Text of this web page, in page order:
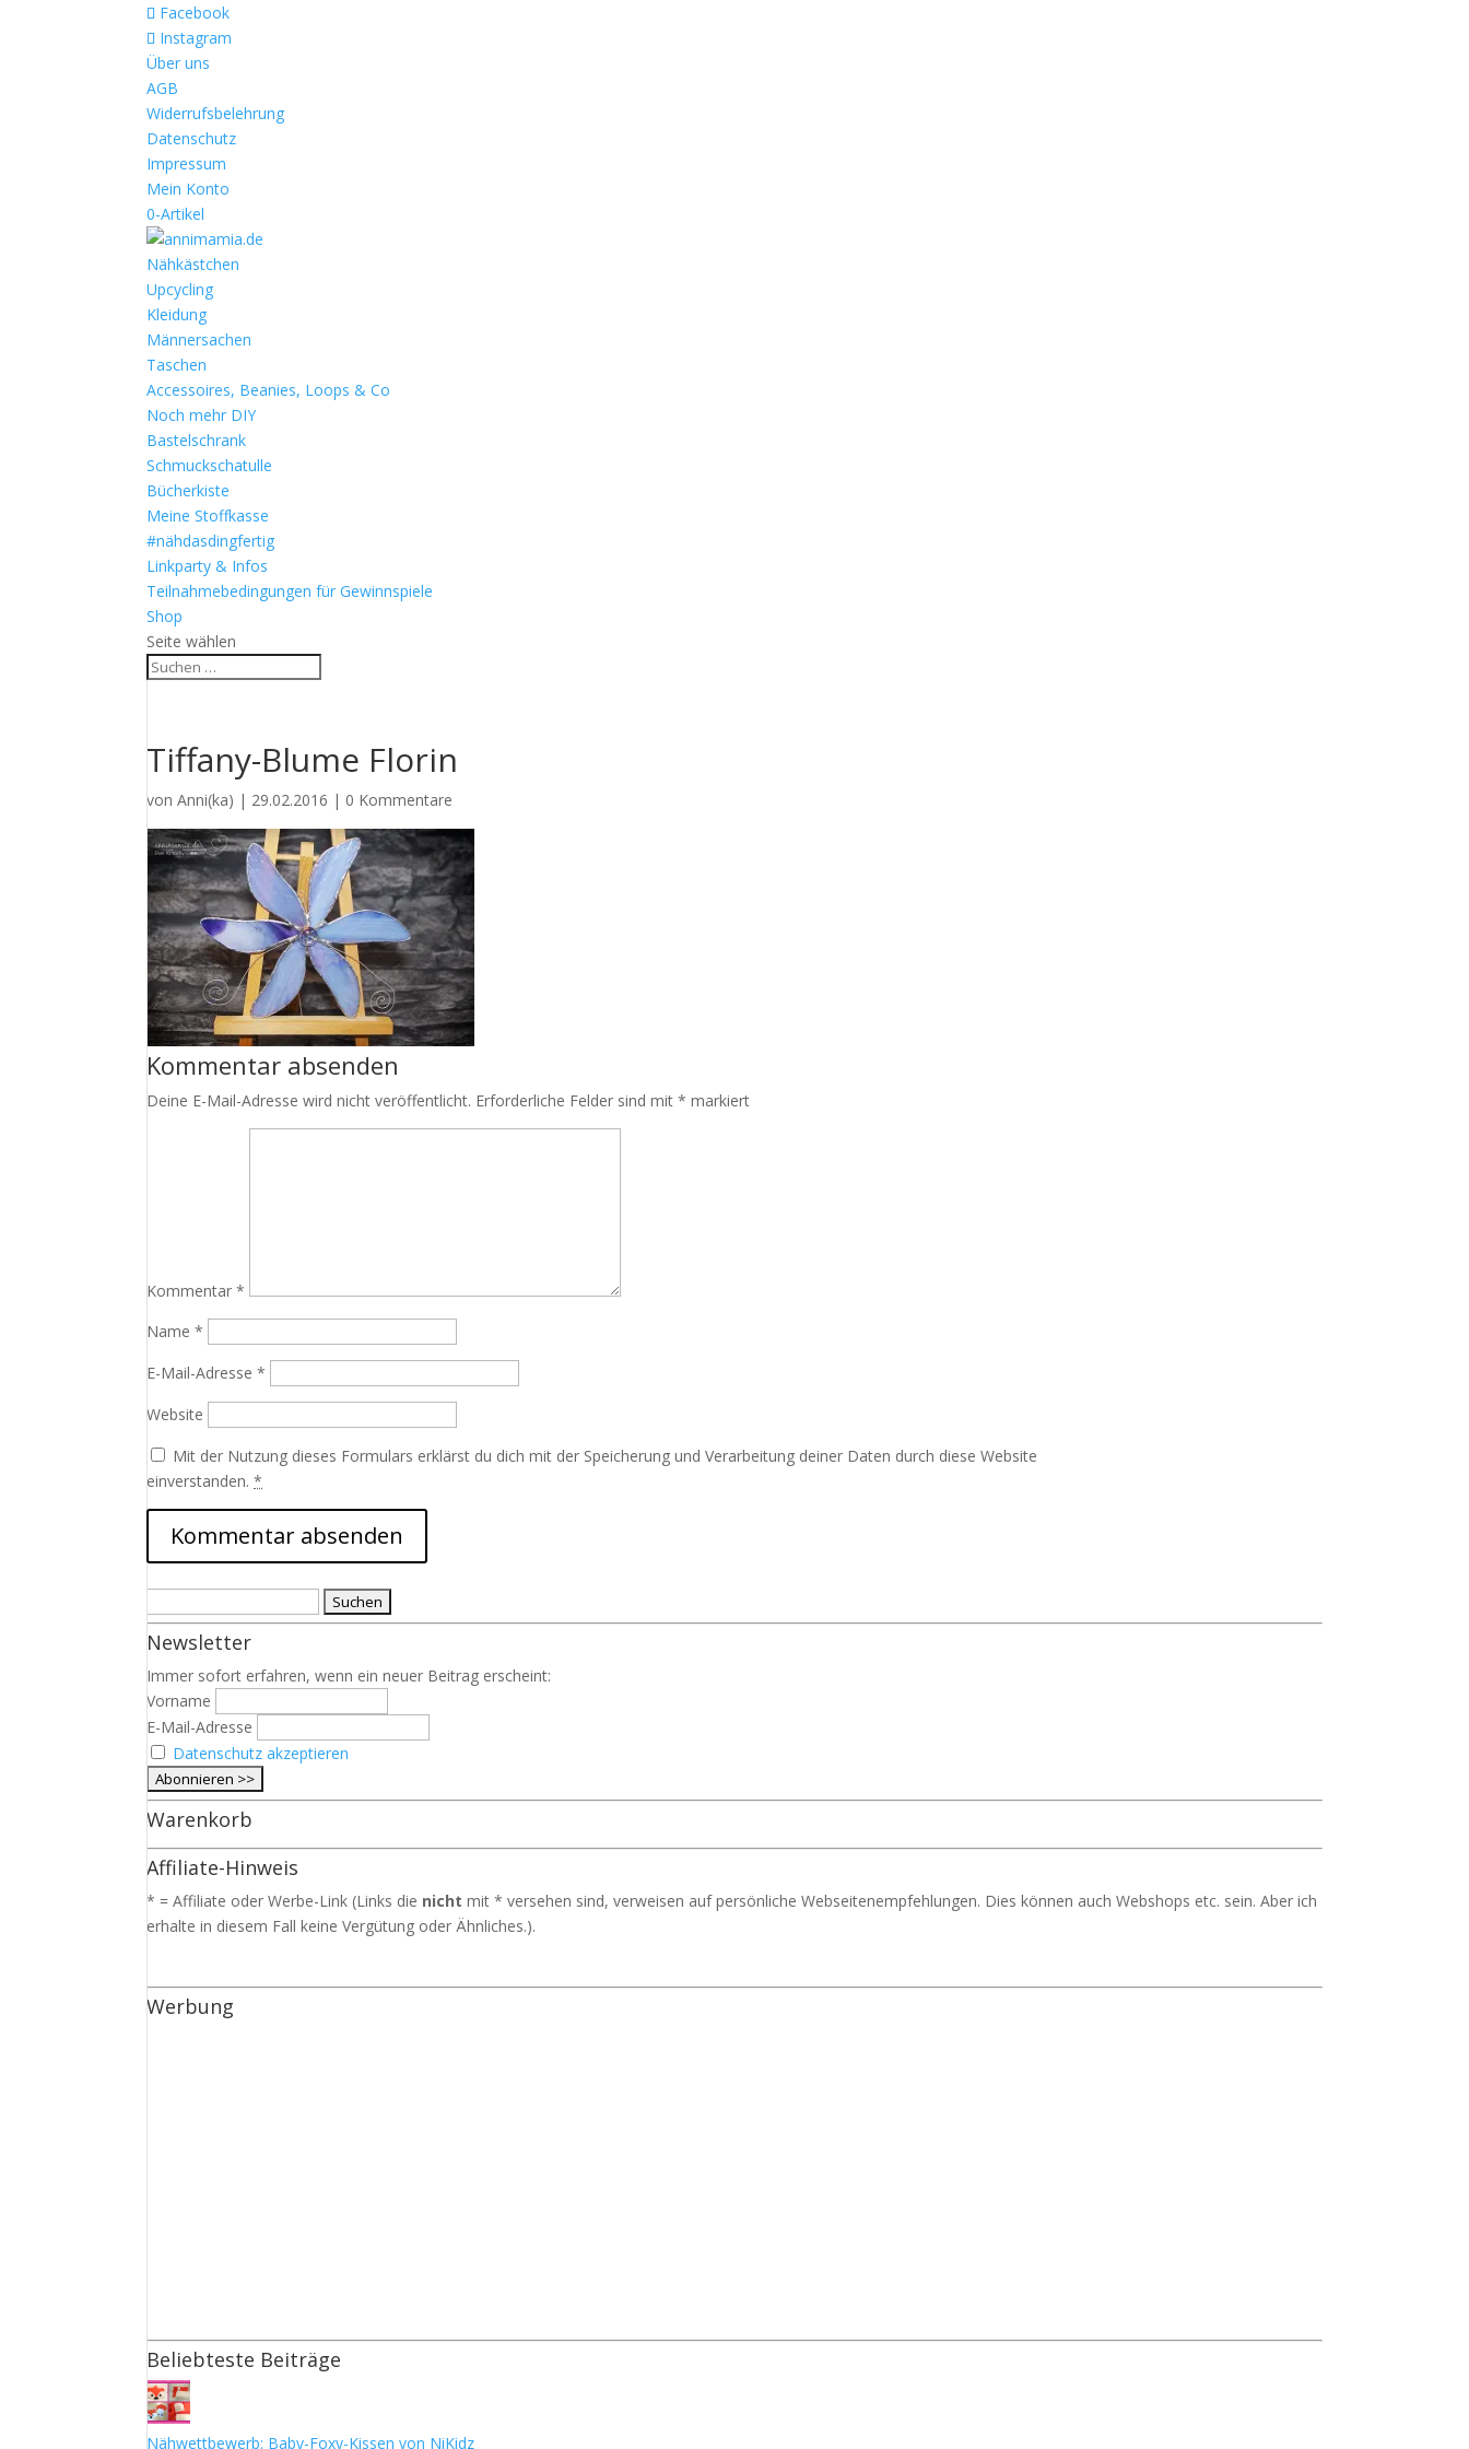
Facebook
Instagram
Über uns
AGB
Widerrufsbelehrung
Datenschutz
Impressum
Mein Konto
0-Artikel
Nähkästchen
Upcycling
Kleidung
Männersachen
Taschen
Accessoires, Beanies, Loops & Co
Noch mehr DIY
Bastelschrank
Schmuckschatulle
Bücherkiste
Meine Stoffkasse
#nähdasdingfertig
Linkparty & Infos
Teilnahmebedingungen für Gewinnspiele
Shop
Seite wählen
Tiffany-Blume Florin
vonAnni(ka) | 29.02.2016 | 0 Kommentare
Kommentar absenden
Deine E-Mail-Adresse wird nicht veröffentlicht. Erforderliche Felder sind mit* markiert
Kommentar*
Name*
E-Mail-Adresse*
Website
Mit der Nutzung dieses Formulars erklärst du dich mit der Speicherung und Verarbeitung deiner Daten durch diese Website
einverstanden.*
nach:
Newsletter
Immer sofort erfahren, wenn ein neuer Beitrag erscheint:
Vorname
E-Mail-Adresse
Datenschutz akzeptieren
Warenkorb
Affiliate-Hinweis
* = Affiliate oder Werbe-Link (Links die nichtmit * versehen sind, verweisen auf persönliche Webseitenempfehlungen. Dies können auch Webshops etc. sein. Aber ich
erhalte in diesem Fall keine Vergütung oder Ähnliches.).
Werbung
Beliebteste Beiträge
Nähwettbewerb: Baby-Foxy-Kissen von NiKidz